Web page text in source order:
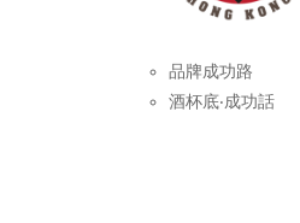
品牌成功路
酒杯底‧成功話